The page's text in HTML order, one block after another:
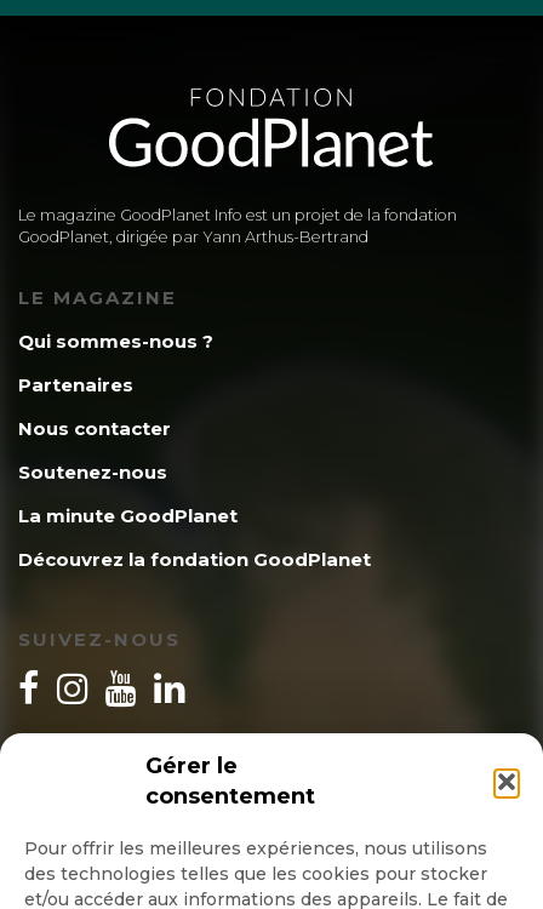
Gérer le
consentement
Pour offrir les meilleures expériences, nous utilisons
des technologies telles que les cookies pour stocker
et/ou accéder aux informations des appareils. Le fait de
Le magazine GoodPlanet Info est un projet de la fondation
GoodPlanet, dirigée par Yann Arthus-Bertrand
LE MAGAZINE
Qui sommes-nous ?
Partenaires
Nous contacter
Soutenez-nous
La minute GoodPlanet
Découvrez la fondation GoodPlanet
SUIVEZ-NOUS
INSCRIPTION NEWSLETTER
Quotidienne